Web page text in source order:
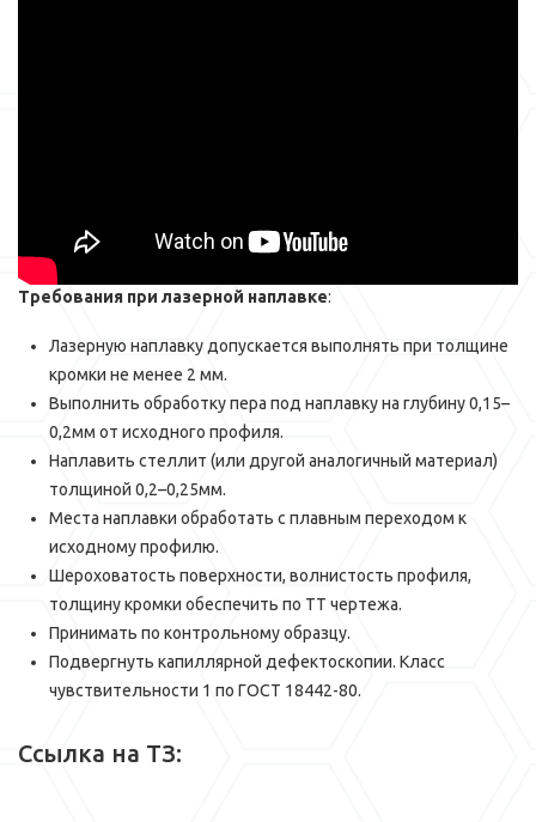
Требования при лазерной наплавке:
Лазерную наплавку допускается выполнять при толщине
кромки не менее 2 мм.
Выполнить обработку пера под наплавку на глубину 0,15–
0,2мм от исходного профиля.
Наплавить стеллит (или другой аналогичный материал)
толщиной 0,2–0,25мм.
Места наплавки обработать с плавным переходом к
исходному профилю.
Шероховатость поверхности, волнистость профиля,
толщину кромки обеспечить по ТТ чертежа.
Принимать по контрольному образцу.
Подвергнуть капиллярной дефектоскопии. Класс
чувствительности 1 по ГОСТ 18442-80.
Ссылка на ТЗ: